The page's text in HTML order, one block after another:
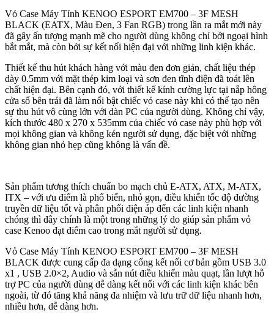
Vỏ Case Máy Tính KENOO ESPORT EM700 – 3F MESH
BLACK (EATX, Màu Đen, 3 Fan RGB) trong lần ra mắt mới này
đã gây ấn tượng mạnh mẽ cho người dùng không chỉ bởi ngoại hình
bắt mắt, mà còn bởi sự kết nối hiện đại với những linh kiện khác.
Thiết kế thu hút khách hàng với màu đen đơn giản, chất liệu thép
dày 0.5mm với mặt thép kim loại và sơn đen tĩnh điện đã toát lên
chất hiện đại. Bên cạnh đó, với thiết kế kính cường lực tại nắp hông
cửa sổ bên trái đã làm nổi bật chiếc vỏ case này khi có thể tạo nên
sự thu hút vô cùng lớn với dàn PC của người dùng. Không chỉ vậy,
kích thước 480 x 270 x 535mm của chiếc vỏ case này phù hợp với
mọi không gian và không kén người sử dụng, đặc biệt với những
không gian nhỏ hẹp cũng không là vấn đề.
Sản phẩm tương thích chuẩn bo mạch chủ E-ATX, ATX, M-ATX,
ITX – với ưu điểm là phổ biến, nhỏ gọn, điều khiển tốc độ đường
truyền dữ liệu tốt và phân phối điện áp đến các linh kiện nhanh
chóng thì đây chính là một trong những lý do giúp sản phẩm vỏ
case Kenoo đạt điểm cao trong mắt người sử dụng.
Vỏ Case Máy Tính KENOO ESPORT EM700 – 3F MESH
BLACK được cung cấp đa dạng cổng kết nối cơ bản gồm USB 3.0
x1 , USB 2.0×2, Audio và sẵn nút điều khiển màu quạt, lần lượt hỗ
trợ PC của người dùng dễ dàng kết nối với các linh kiện khác bên
ngoài, từ đó tăng khả năng đa nhiệm và lưu trữ dữ liệu nhanh hơn,
nhiều hơn, dễ dàng hơn.